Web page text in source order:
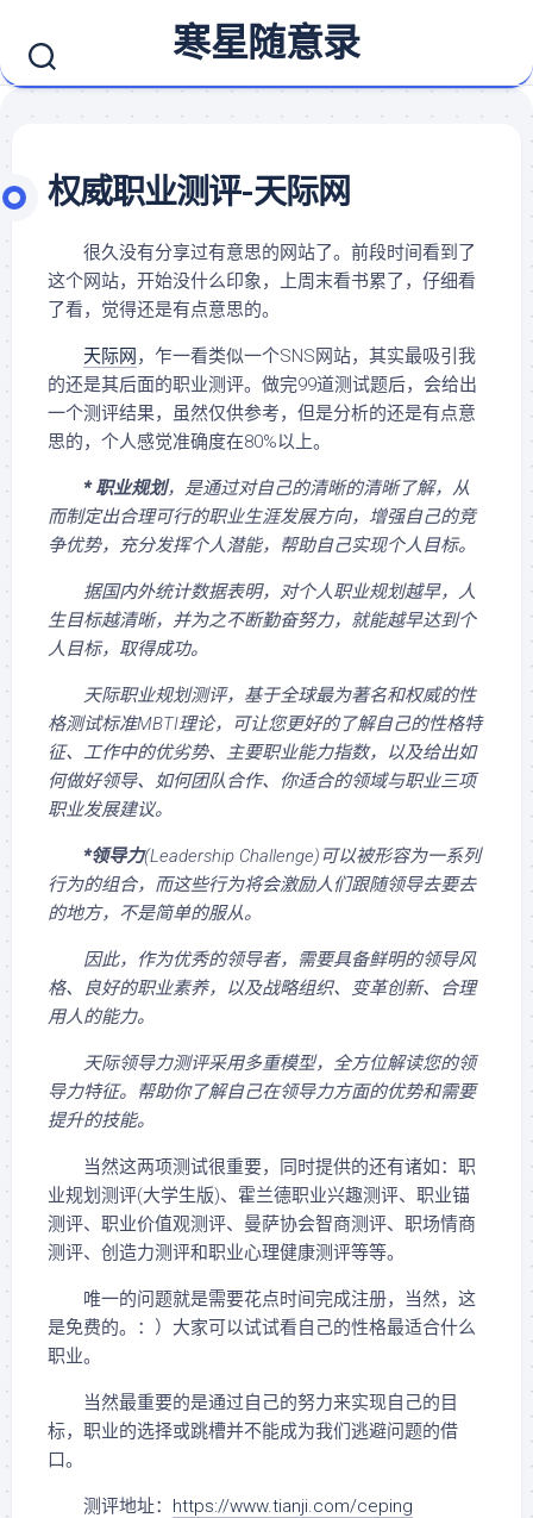
content
寒星随意录
权威职业测评-天际网
很久没有分享过有意思的网站了。前段时间看到了
这个网站，开始没什么印象，上周末看书累了，仔细看
了看，觉得还是有点意思的。
天际网 ，乍一看类似一个SNS网站，其实最吸引我
的还是其后面的职业测评。做完99道测试题后，会给出
一个测评结果，虽然仅供参考，但是分析的还是有点意
思的，个人感觉准确度在80%以上。
* 职业规划，是通过对自己的清晰的清晰了解，从
而制定出合理可行的职业生涯发展方向，增强自己的竞
争优势，充分发挥个人潜能，帮助自己实现个人目标。
据国内外统计数据表明，对个人职业规划越早，人
生目标越清晰，并为之不断勤奋努力，就能越早达到个
人目标，取得成功。
天际职业规划测评，基于全球最为著名和权威的性
格测试标准MBTI理论，可让您更好的了解自己的性格特
征、工作中的优劣势、主要职业能力指数，以及给出如
何做好领导、如何团队合作、你适合的领域与职业三项
职业发展建议。
*领导力(Leadership Challenge)可以被形容为一系列
行为的组合，而这些行为将会激励人们跟随领导去要去
的地方，不是简单的服从。
因此，作为优秀的领导者，需要具备鲜明的领导风
格、良好的职业素养，以及战略组织、变革创新、合理
用人的能力。
天际领导力测评采用多重模型，全方位解读您的领
导力特征。帮助你了解自己在领导力方面的优势和需要
提升的技能。
当然这两项测试很重要，同时提供的还有诸如：职
业规划测评(大学生版)、霍兰德职业兴趣测评、职业锚
测评、职业价值观测评、曼萨协会智商测评、职场情商
测评、创造力测评和职业心理健康测评等等。
唯一的问题就是需要花点时间完成注册，当然，这
是免费的。：）大家可以试试看自己的性格最适合什么
职业。
当然最重要的是通过自己的努力来实现自己的目
标，职业的选择或跳槽并不能成为我们逃避问题的借
口。
测评地址： https://www.tianji.com/ceping